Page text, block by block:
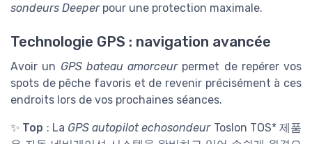
sondeurs Deeperpour une protection maximale.
Technologie GPS : navigation avancée
Avoir un GPS bateau amorceurpermet de repérer vos
spots de pêche favoris et de revenir précisément à ces
endroits lors de vos prochaines séances.
✨ Top : La GPS autopilot echosondeurToslon TOS* 제품